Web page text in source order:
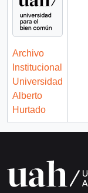
Archivo
Institucional
Universidad
Alberto
Hurtado